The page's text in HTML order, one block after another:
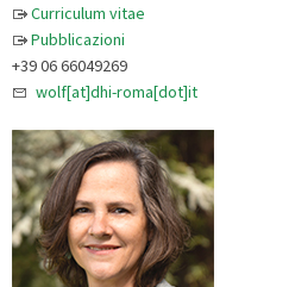
Curriculum vitae
Pubblicazioni
+39 06 66049269
wolf[at]dhi-roma[dot]it